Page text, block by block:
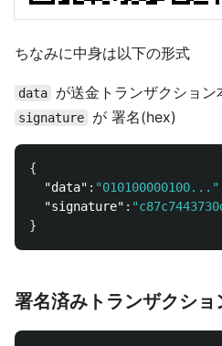
ちなみに中身は以下の形式
data が送金トランザクション
signature が 署名(hex)
{
"data" : "010100000100..."
"signature" :
}
署名済みトランザクショ